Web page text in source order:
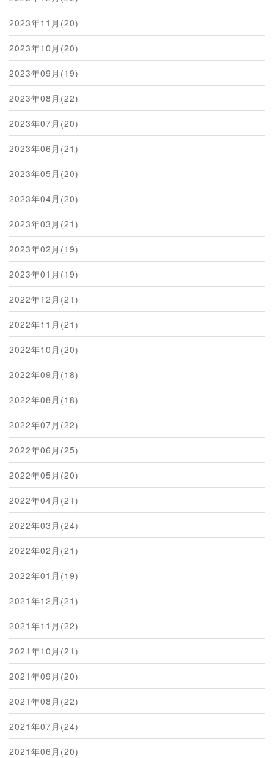
2023年11月(20)
2023年10月(20)
2023年09月(19)
2023年08月(22)
2023年07月(20)
2023年06月(21)
2023年05月(20)
2023年04月(20)
2023年03月(21)
2023年02月(19)
2023年01月(19)
2022年12月(21)
2022年11月(21)
2022年10月(20)
2022年09月(18)
2022年08月(18)
2022年07月(22)
2022年06月(25)
2022年05月(20)
2022年04月(21)
2022年03月(24)
2022年02月(21)
2022年01月(19)
2021年12月(21)
2021年11月(22)
2021年10月(21)
2021年09月(20)
2021年08月(22)
2021年07月(24)
2021年06月(20)